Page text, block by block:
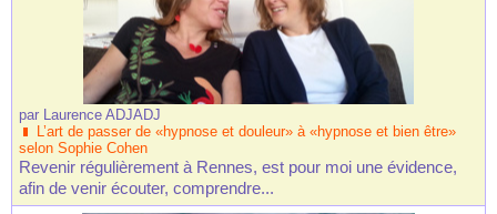
par Laurence ADJADJ
L’art de passer de «hypnose et douleur» à «hypnose et bien être»
selon Sophie Cohen
Revenir régulièrement à Rennes, est pour moi une évidence,
afin de venir écouter, comprendre...